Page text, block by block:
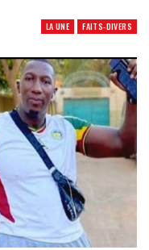
LA UNE FAITS-DIVERS